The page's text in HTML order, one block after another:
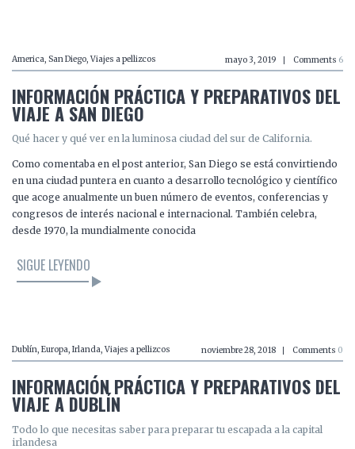
America, San Diego, Viajes a pellizcos mayo 3, 2019 Comments 6
INFORMACIÓN PRÁCTICA Y PREPARATIVOS DEL
VIAJE A SAN DIEGO
Qué hacer y qué ver en la luminosa ciudad del sur de California.
Como comentaba en el post anterior, San Diego se está convirtiendo
en una ciudad puntera en cuanto a desarrollo tecnológico y científico
que acoge anualmente un buen número de eventos, conferencias y
congresos de interés nacional e internacional. También celebra,
desde 1970, la mundialmente conocida
SIGUE LEYENDO
Dublín, Europa, Irlanda, Viajes a pellizcos noviembre 28, 2018 Comments 0
INFORMACIÓN PRÁCTICA Y PREPARATIVOS DEL
VIAJE A DUBLÍN
Todo lo que necesitas saber para preparar tu escapada a la capital
irlandesa